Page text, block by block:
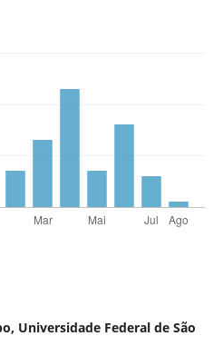
Universidade Federal de São